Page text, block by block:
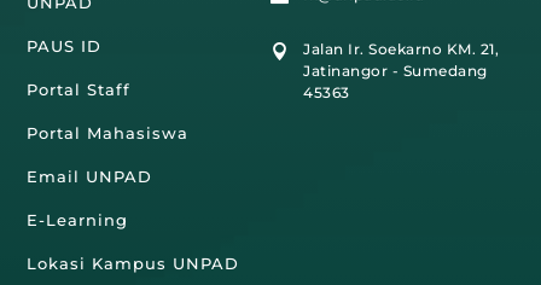
PAUS ID
Portal Staff
Portal Mahasiswa
Email UNPAD
E-Learning
Lokasi Kampus UNPAD

Jalan Ir. Soekarno KM. 21,
Jatinangor - Sumedang
45363